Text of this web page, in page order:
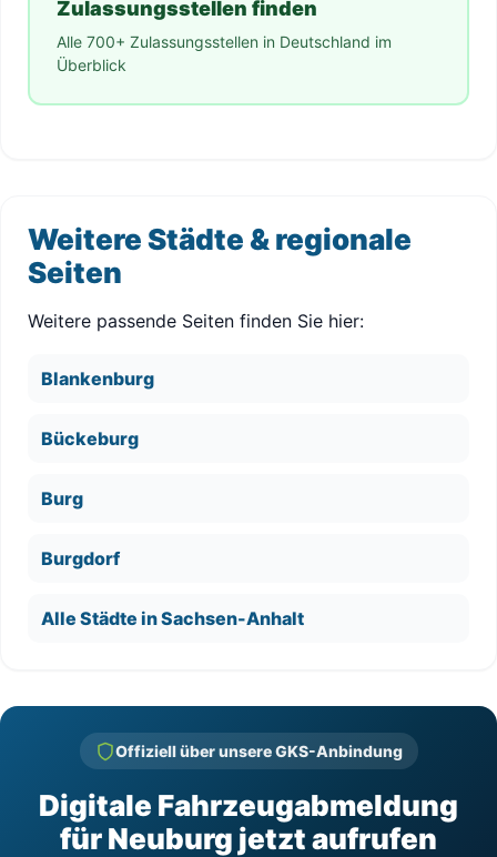
Zulassungsstellen finden
Alle 700+ Zulassungsstellen in Deutschland im
Überblick
Weitere Städte & regionale
Seiten
Weitere passende Seiten finden Sie hier:
Blankenburg
Bückeburg
Burg
Burgdorf
Alle Städte in Sachsen-Anhalt
Offiziell über unsere GKS-Anbindung
Digitale Fahrzeugabmeldung
für Neuburg jetzt aufrufen